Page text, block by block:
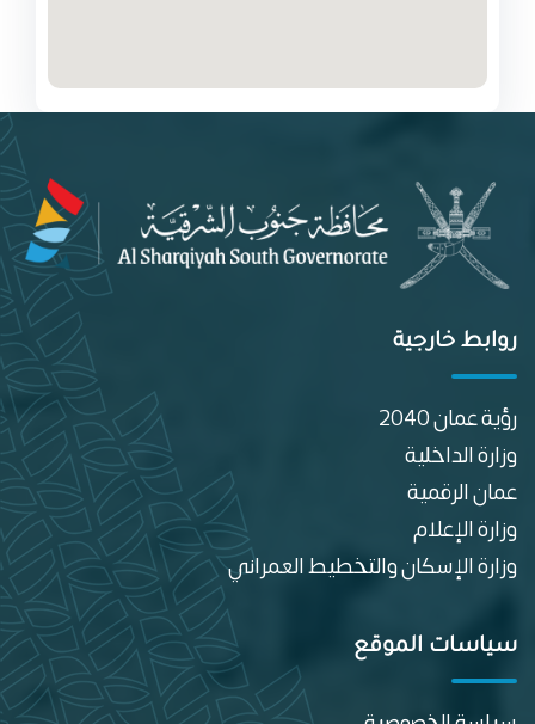
روابط خارجية
رؤية عمان 2040
وزارة الداخلية
عمان الرقمية
وزارة الإعلام
وزارة الإسكان والتخطيط العمراني
سياسات الموقع